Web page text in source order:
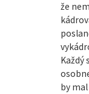
že
Každý
by